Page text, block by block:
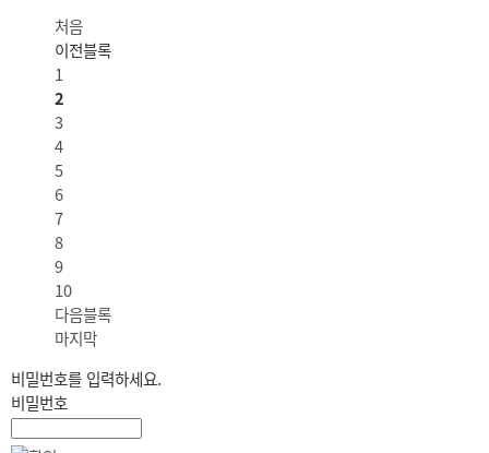
처음
이전블록
1
2
3
4
5
6
7
8
9
10
다음블록
마지막
비밀번호를 입력하세요.
비밀번호